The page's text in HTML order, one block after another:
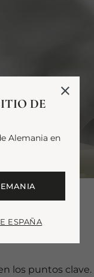
los puntos clave.
DE
Alemania en
ESPAÑA